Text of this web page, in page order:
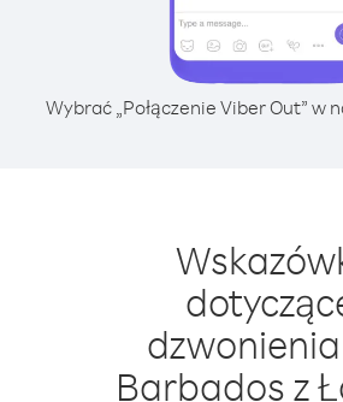
Wybrać „Połączenie Viber Out” w
Barbados z